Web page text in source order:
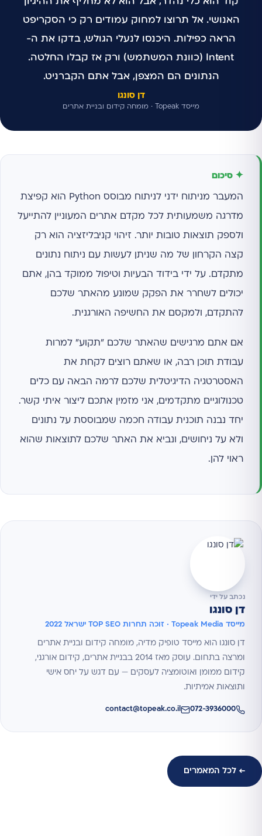
האנושי. אל תרוצו למחוק עמודים רק כי הסקריפט
הראה כפילות. היכנסו לנעלי הגולש, בדקו את ה-
Intent (כוונת המשתמש) ורק אז קבלו החלטה.
הנתונים הם המצפן, אבל אתם הקברניט.
דן סונגו
מייסד Topeak · מומחה קידום ובניית אתרים
✦ סיכום
המעבר מניתוח ידני לניתוח מבוסס Python הוא קפיצת
מדרגה משמעותית לכל מקדם אתרים המעוניין להתייעל
ולספק תוצאות טובות יותר. זיהוי קניבליזציה הוא רק
קצה הקרחון של מה שניתן לעשות עם ניתוח נתונים
מתקדם. על ידי בידוד הבעיות וטיפול ממוקד בהן, אתם
יכולים לשחרר את הפקק שמונע מהאתר שלכם
להתקדם, ולמקסם את החשיפה האורגנית.
אם אתם מרגישים שהאתר שלכם "תקוע" למרות
עבודת תוכן רבה, או שאתם רוצים לקחת את
האסטרטגיה הדיגיטלית שלכם לרמה הבאה עם כלים
טכנולוגיים מתקדמים, אני מזמין אתכם ליצור איתי קשר.
יחד נבנה תוכנית עבודה חכמה שמבוססת על נתונים
ולא על ניחושים, ונביא את האתר שלכם לתוצאות שהוא
ראוי להן.
נכתב על ידי
דן סונגו
מייסד Topeak Media · זוכה תחרות TOP SEO ישראל 2022
דן סונגו הוא מייסד טופיק מדיה, מומחה קידום ובניית אתרים
ומרצה בתחום. עוסק מאז 2014 בבניית אתרים, קידום אורגני,
קידום ממומן ואוטומציה לעסקים — עם דגש על יחס אישי
ותוצאות אמיתיות.
072-3936000
contact@topeak.co.il
← לכל המאמרים